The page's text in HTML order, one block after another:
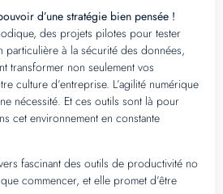
d’une stratégie bien pensée !
des projets pilotes pour tester
particulière à la sécurité des données,
transformer non seulement vos
culture d’entreprise. L’agilité numérique
nécessité. Et ces outils sont là pour
cet environnement en constante
fascinant des outils de productivité no
commencer, et elle promet d’être